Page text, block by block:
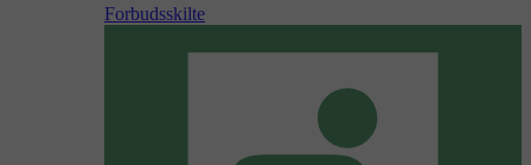
Forbudsskilte